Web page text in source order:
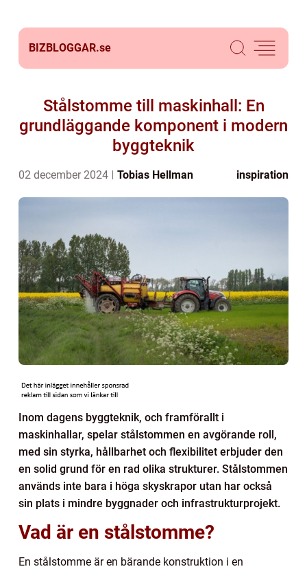
BIZBLOGGAR.se
Stålstomme till maskinhall: En
grundläggande komponent i modern
byggteknik
02 december 2024 Tobias Hellman inspiration
Inom dagens byggteknik, och framförallt i
maskinhallar, spelar stålstommen en avgörande roll,
med sin styrka, hållbarhet och flexibilitet erbjuder den
en solid grund för en rad olika strukturer. Stålstommen
används inte bara i höga skyskrapor utan har också
sin plats i mindre byggnader och infrastrukturprojekt.
Vad är en stålstomme?
En stålstomme är en bärande konstruktion i en